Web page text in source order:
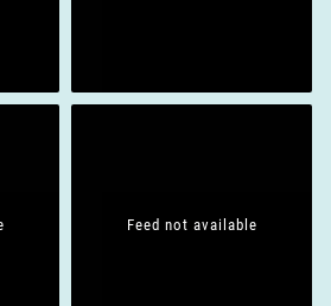
Feed not available